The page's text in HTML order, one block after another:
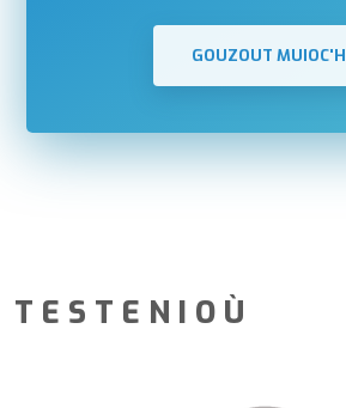
GOUZOUT MUIOC'H
TESTENIOÙ